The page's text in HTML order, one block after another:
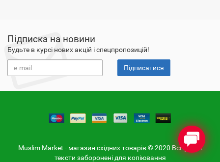
Підписка на новини
Будьте в курсі нових акцій і спецпропозицій!
Підписатися
Muslim Market - магазин східних товарів © 2020 Всі фото і
тексти заборонені для копіювання